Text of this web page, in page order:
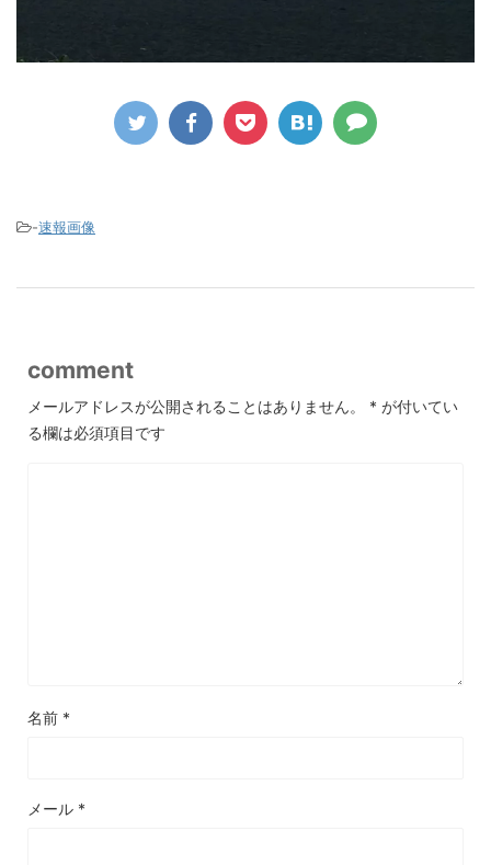
-速報画像
comment
メールアドレスが公開されることはありません。 * が付いてい
る欄は必須項目です
名前 *
メール *